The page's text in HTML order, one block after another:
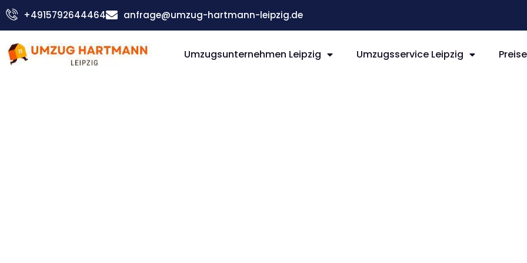
Zum
Inhalt
+4915792644464 anfrage@umzug-hartmann-leipzig.de
Umzugsunternehmen Leipzig Umzugsservice Leipzig Preise